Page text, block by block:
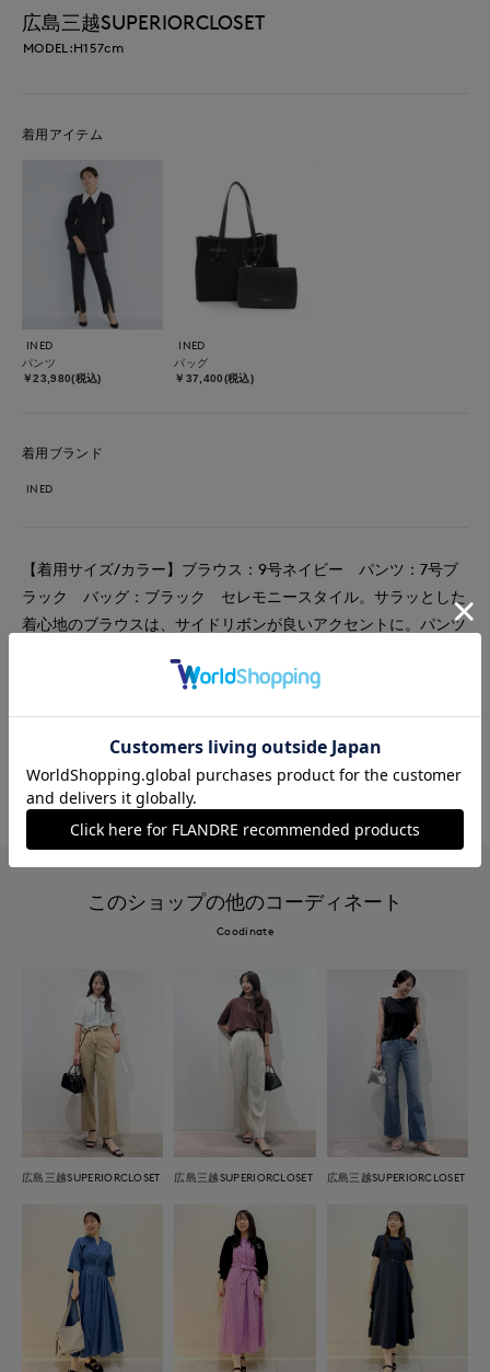
広島三越SUPERIORCLOSET
MODEL:H157cm
着用アイテム
INED
パンツ
￥23,980(税込)
INED
バッグ
￥37,400(税込)
着用ブランド
INED
【着用サイズ/カラー】ブラウス：9号ネイビー パンツ：7号ブ
ラック バッグ：ブラック セレモニースタイル。サラッとした
着心地のブラウスは、サイドリボンが良いアクセントに。パンツ
#セレモニー #女子会 #食事会
#ウォッシャブル #フォーマル #骨格ストレート
このショップの他のコーディネート
Coodinate
広島三越SUPERIORCLOSET 広島三越SUPERIORCLOSET 広島三越SUPERIORCLOSET